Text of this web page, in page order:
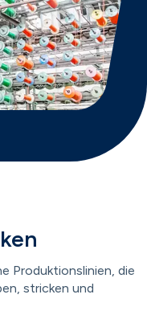
Produktionslinien, die
stricken und